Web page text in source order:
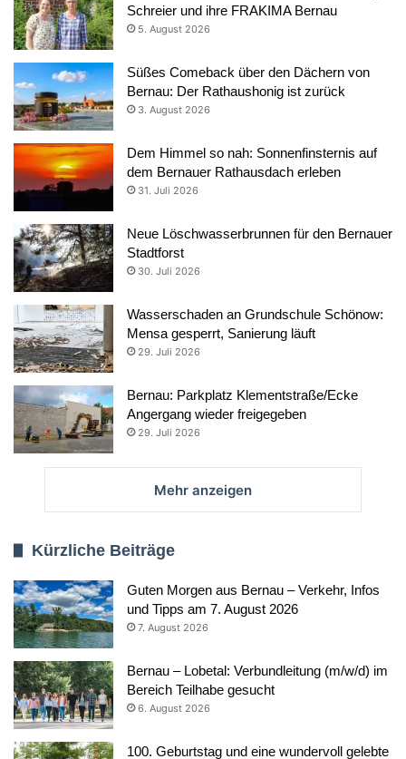
Schreier und ihre FRAKIMA Bernau
5. August 2026
Süßes Comeback über den Dächern von
Bernau: Der Rathaushonig ist zurück
3. August 2026
Dem Himmel so nah: Sonnenfinsternis auf
dem Bernauer Rathausdach erleben
31. Juli 2026
Neue Löschwasserbrunnen für den Bernauer
Stadtforst
30. Juli 2026
Wasserschaden an Grundschule Schönow:
Mensa gesperrt, Sanierung läuft
29. Juli 2026
Bernau: Parkplatz Klementstraße/Ecke
Angergang wieder freigegeben
29. Juli 2026
Mehr anzeigen
Kürzliche Beiträge
Guten Morgen aus Bernau – Verkehr, Infos
und Tipps am 7. August 2026
7. August 2026
Bernau – Lobetal: Verbundleitung (m/w/d) im
Bereich Teilhabe gesucht
6. August 2026
100. Geburtstag und eine wundervoll gelebte